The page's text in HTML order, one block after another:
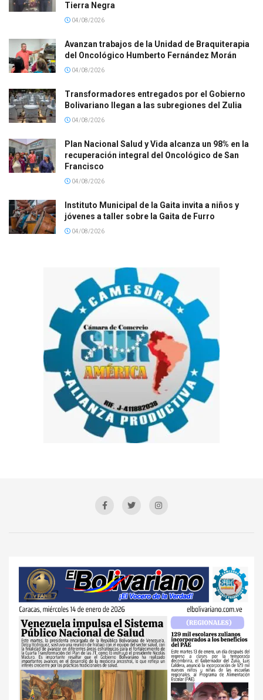
Tierra Negra
04/08/2026
Avanzan trabajos de la Unidad de Braquiterapia
del Oncológico Humberto Fernández Morán
04/08/2026
Transformadores entregados por el Gobierno
Bolivariano llegan a las subregiones del Zulia
04/08/2026
Plan Nacional Salud y Vida alcanza un 98% en la
recuperación integral del Oncológico de San
Francisco
04/08/2026
Instituto Municipal de la Gaita invita a niños y
jóvenes a taller sobre la Gaita de Furro
04/08/2026